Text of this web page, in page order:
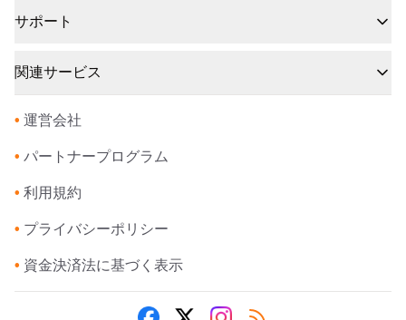
サポート
関連サービス
• 運営会社
• パートナープログラム
• 利用規約
• プライバシーポリシー
• 資金決済法に基づく表示